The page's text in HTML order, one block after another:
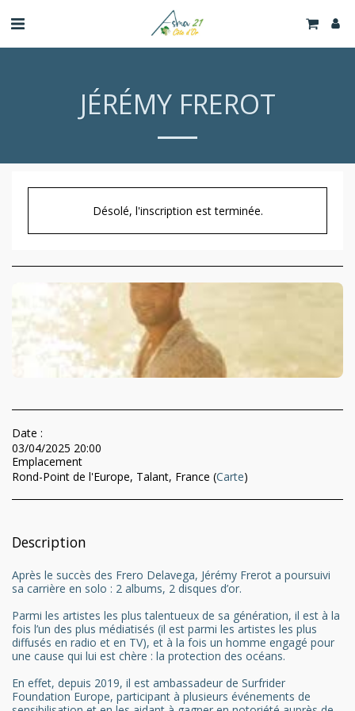
JÉRÉMY FREROT
Désolé, l'inscription est terminée.
Date :
03/04/2025 20:00
Emplacement
Rond-Point de l'Europe, Talant, France (Carte)
Description
Après le succès des Frero Delavega, Jérémy Frerot a poursuivi
sa carrière en solo : 2 albums, 2 disques d’or.
Parmi les artistes les plus talentueux de sa génération, il est à la
fois l’un des plus médiatisés (il est parmi les artistes les plus
diffusés en radio et en TV), et à la fois un homme engagé pour
une cause qui lui est chère : la protection des océans.
En effet, depuis 2019, il est ambassadeur de Surfrider
Foundation Europe, participant à plusieurs événements de